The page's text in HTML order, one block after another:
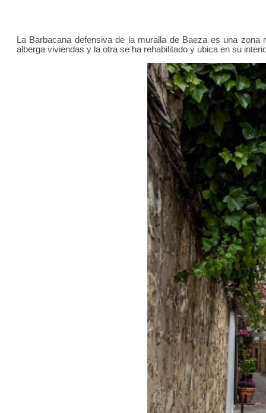
La Barbacana defensiva de la muralla de Baeza es una
alberga viviendas y la otra se ha rehabilitado y ubica en su